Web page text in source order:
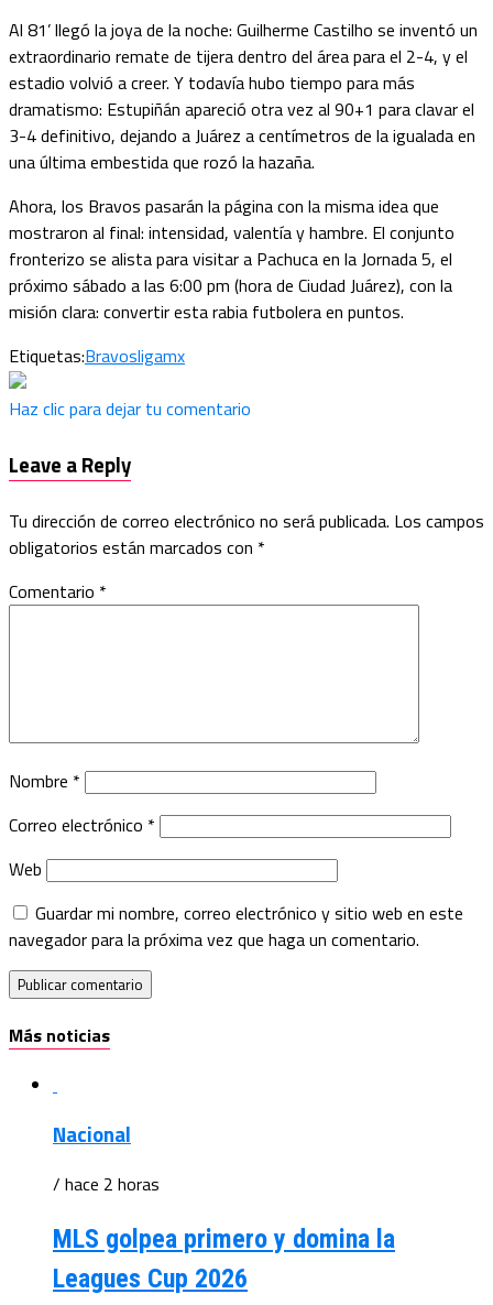
Al 81’ llegó la joya de la noche: Guilherme Castilho se inventó un
extraordinario remate de tijera dentro del área para el 2-4, y el
estadio volvió a creer. Y todavía hubo tiempo para más
dramatismo: Estupiñán apareció otra vez al 90+1 para clavar el
3-4 definitivo, dejando a Juárez a centímetros de la igualada en
una última embestida que rozó la hazaña.
Ahora, los Bravos pasarán la página con la misma idea que
mostraron al final: intensidad, valentía y hambre. El conjunto
fronterizo se alista para visitar a Pachuca en la Jornada 5, el
próximo sábado a las 6:00 pm (hora de Ciudad Juárez), con la
misión clara: convertir esta rabia futbolera en puntos.
Etiquetas:Bravosligamx
Haz clic para dejar tu comentario
Leave a Reply
Tu dirección de correo electrónico no será publicada. Los campos
obligatorios están marcados con *
Comentario *
Nombre *
Correo electrónico *
Web
Guardar mi nombre, correo electrónico y sitio web en este
navegador para la próxima vez que haga un comentario.
Más noticias
Nacional
/ hace 2 horas
MLS golpea primero y domina la
Leagues Cup 2026